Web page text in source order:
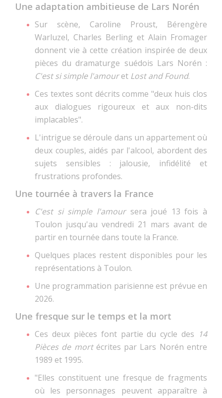
Une adaptation ambitieuse de Lars Norén
Sur scène, Caroline Proust, Bérengère
Warluzel, Charles Berling et Alain Fromager
donnent vie à cette création inspirée de deux
pièces du dramaturge suédois Lars Norén :
C'est si simple l'amouret Lost and Found.
Ces textes sont décrits comme "deux huis clos
aux dialogues rigoureux et aux non-dits
implacables".
L'intrigue se déroule dans un appartement où
deux couples, aidés par l'alcool, abordent des
sujets sensibles : jalousie, infidélité et
frustrations profondes.
Une tournée à travers la France
C'est si simple l'amoursera joué 13 fois à
Toulon jusqu'au vendredi 21 mars avant de
partir en tournée dans toute la France.
Quelques places restent disponibles pour les
représentations à Toulon.
Une programmation parisienne est prévue en
2026.
Une fresque sur le temps et la mort
Ces deux pièces font partie du cycle des 14
Pièces de mortécrites par Lars Norén entre
1989 et 1995.
"Elles constituent une fresque de fragments
où les personnages peuvent apparaître à